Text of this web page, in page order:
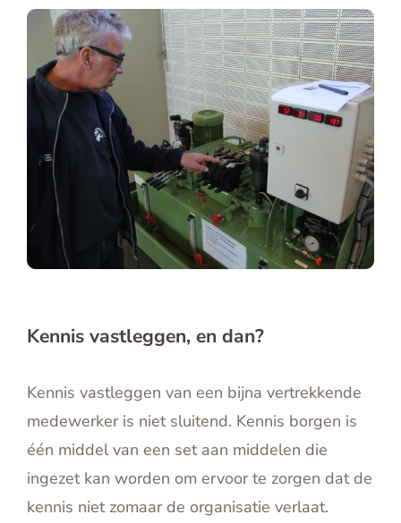
Kennis vastleggen, en dan?
Kennis vastleggen van een bijna vertrekkende
medewerker is niet sluitend. Kennis borgen is
één middel van een set aan middelen die
ingezet kan worden om ervoor te zorgen dat de
kennis niet zomaar de organisatie verlaat.